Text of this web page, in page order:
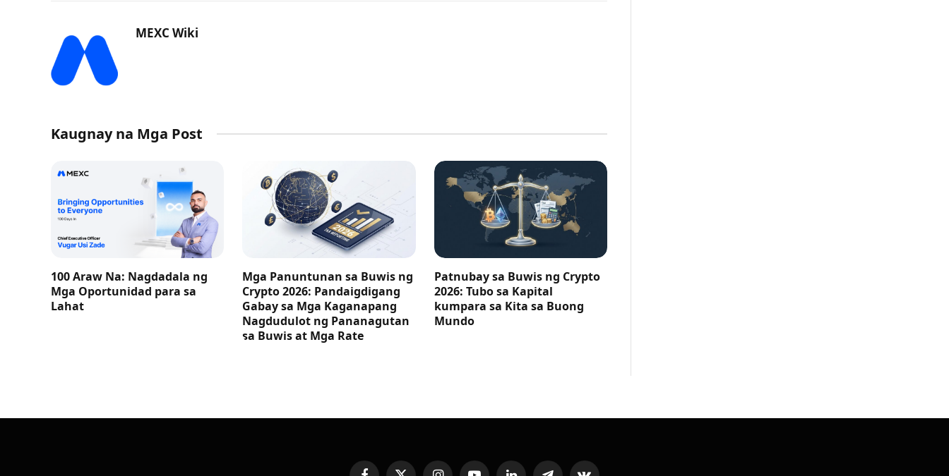
MEXC Wiki
Kaugnay na Mga Post
100 Araw Na: Nagdadala ng
Mga Oportunidad para sa
Lahat
Mga Panuntunan sa Buwis ng
Crypto 2026: Pandaigdigang
Gabay sa Mga Kaganapang
Nagdudulot ng Pananagutan
sa Buwis at Mga Rate
Patnubay sa Buwis ng Crypto
2026: Tubo sa Kapital
kumpara sa Kita sa Buong
Mundo